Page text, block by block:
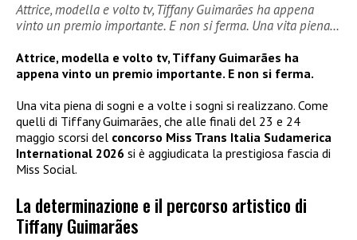
Attrice, modella e volto tv, Tiffany Guimarães ha appena
vinto un premio importante. E non si ferma. Una vita piena…
Attrice, modella e volto tv, Tiffany Guimarães ha
appena vinto un premio importante. E non si ferma.
Una vita piena di sogni e a volte i sogni si realizzano. Come
quelli di Tiffany Guimarães, che alle finali del 23 e 24
maggio scorsi del concorso Miss Trans Italia Sudamerica
International 2026 si è aggiudicata la prestigiosa fascia di
Miss Social.
La determinazione e il percorso artistico di
Tiffany Guimarães